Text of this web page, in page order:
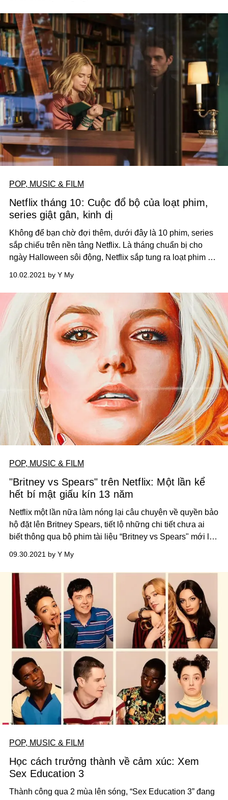
POP, MUSIC & FILM
Netflix tháng 10: Cuộc đổ bộ của loạt phim,
series giật gân, kinh dị
Không để bạn chờ đợi thêm, dưới đây là 10 phim, series
sắp chiếu trên nền tảng Netflix. Là tháng chuẩn bị cho
ngày Halloween sôi động, Netflix sắp tung ra loạt phim ấn
series “You" đình đám.
10.02.2021 by Y My
POP, MUSIC & FILM
"Britney vs Spears" trên Netflix: Một lần kể
hết bí mật giấu kín 13 năm
Netflix một lần nữa làm nóng lại câu chuyện về quyền bảo
hộ đặt lên Britney Spears, tiết lộ những chi tiết chưa ai
biết thông qua bộ phim tài liệu “Britney vs Spears" mới lên
09.30.2021 by Y My
POP, MUSIC & FILM
Học cách trưởng thành về cảm xúc: Xem
Sex Education 3
Thành công qua 2 mùa lên sóng, “Sex Education 3” đang